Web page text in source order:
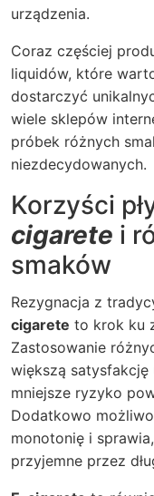
urządzenia.
Coraz częściej
liquidów, które
dostarczyć
wiele sklepów
próbek różnych
niezdecydowanych.
Korzyści
cigarete i
smaków
Rezygnacja z
cigarete to krok ku
Zastosowanie
większą satysfakcję
mniejsze ryzyko
Dodatkowo
monotonię i
przyjemne przez